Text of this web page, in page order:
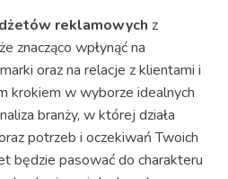
reklamowych z
znacząco wpłynąć na
oraz na relacje z klientami i
krokiem w wyborze idealnych
branży, w której działa
potrzeb i oczekiwań Twoich
będzie pasować do charakteru